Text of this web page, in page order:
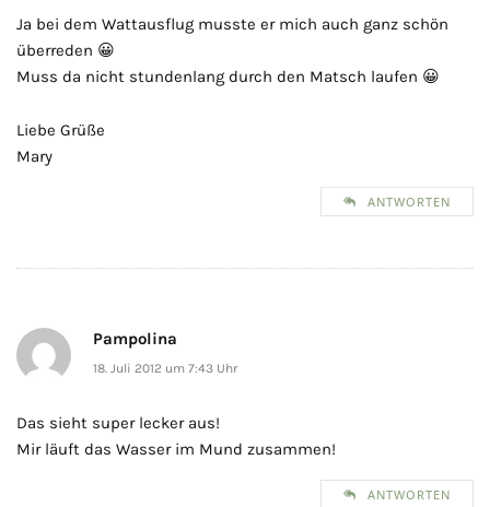
Ja bei dem Wattausflug musste er mich auch ganz schön
überreden 😀
Muss da nicht stundenlang durch den Matsch laufen 😀
Liebe Grüße
Mary
ANTWORTEN
Pampolina
18. Juli 2012 um 7:43 Uhr
Das sieht super lecker aus!
Mir läuft das Wasser im Mund zusammen!
ANTWORTEN